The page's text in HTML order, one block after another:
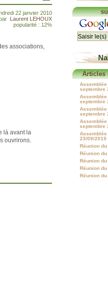
22 janvier 2010
Laurent LEHOUX
popularité : 12%
associations,
là avant la
ouvrirons.
Articles
septembre
Assemblée
septembre
Assemblée
septembre
Assemblée
septembre
23/09/2019
Réunion
Réunion
Réunion
Réunion
Réunion